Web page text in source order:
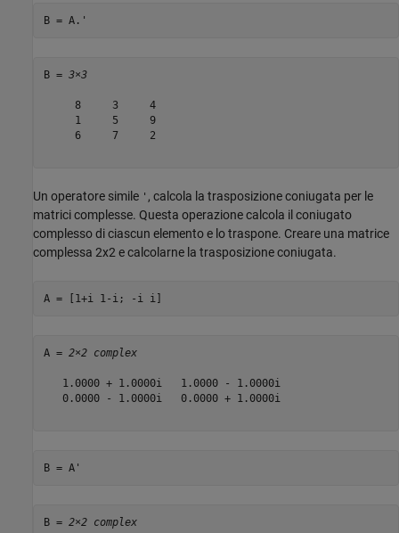
B = A.'
B = 3×3
     8     3     4
     1     5     9
     6     7     2
Un operatore simile ' , calcola la trasposizione coniugata per le
matrici complesse. Questa operazione calcola il coniugato
complesso di ciascun elemento e lo traspone. Creare una matrice
complessa 2x2 e calcolarne la trasposizione coniugata.
A = [1+i 1-i; -i i]
A = 2×2 complex
   1.0000 + 1.0000i   1.0000 - 1.0000i
   0.0000 - 1.0000i   0.0000 + 1.0000i
B = A'
B = 2×2 complex